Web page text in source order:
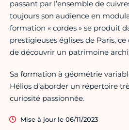
passant par l’ensemble de
toujours son audience en
formation « cordes » se produit
prestigieuses églises de Paris,
de découvrir un patrimoine
Sa formation à géométrie
Hélios d’aborder un répertoire
curiosité passionnée.
Mise à jour le 06/11/2023